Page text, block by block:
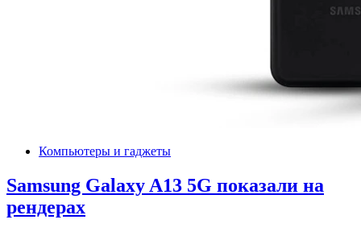
Компьютеры и гаджеты
Samsung Galaxy A13 5G показали на
рендерах